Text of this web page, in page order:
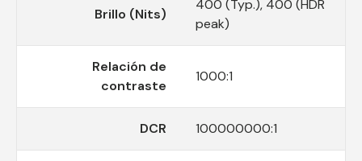
Brillo (Nits)
400 (Typ.), 400 (HDR
peak)
Relación de
contraste
1000:1
DCR 100000000:1